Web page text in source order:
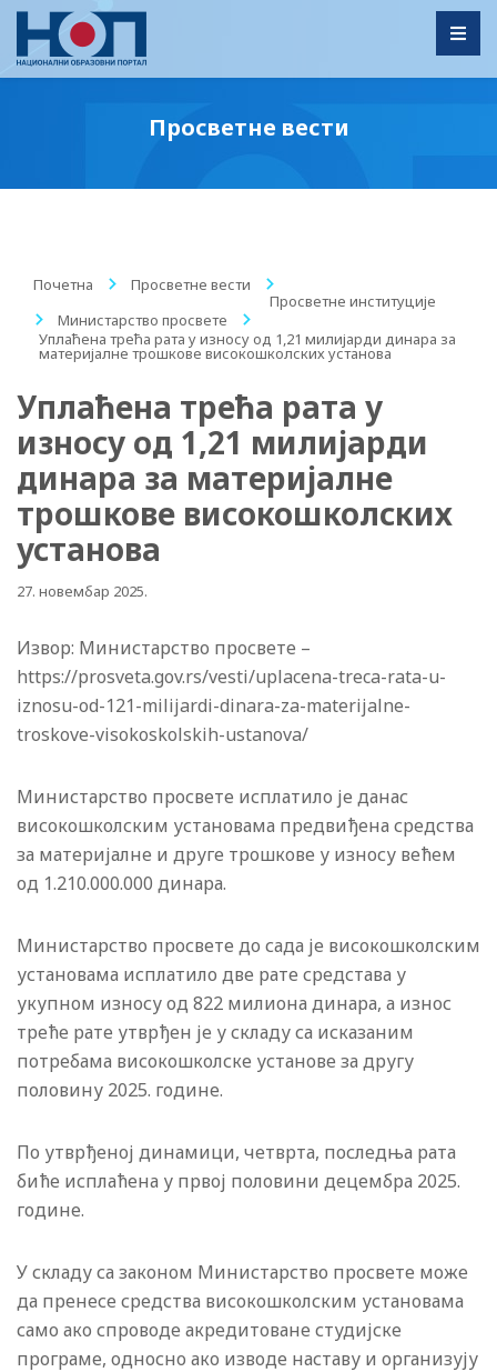
Просветне вести
Почетна / Просветне вести
/
Просветне институције
/
Министарство просвете
/
Уплаћена трећа рата у износу од 1,21 милијарди динара за
материјалне трошкове високошколских установа
Уплаћена трећа рата у
износу од 1,21 милијарди
динара за материјалне
трошкове високошколских
установа
27. новембар 2025.
Извор: Министарство просвете –
https://prosveta.gov.rs/vesti/uplacena-treca-rata-u-
iznosu-od-121-milijardi-dinara-za-materijalne-
troskove-visokoskolskih-ustanova/
Министарство просвете исплатило је данас
високошколским установама предвиђена средства
за материјалне и друге трошкове у износу већем
од 1.210.000.000 динара.
Министарство просвете до сада је високошколским
установама исплатило две рате средстава у
укупном износу од 822 милиона динара, а износ
треће рате утврђен је у складу са исказаним
потребама високошколске установе за другу
половину 2025. године.
По утврђеној динамици, четврта, последња рата
биће исплаћена у првој половини децембра 2025.
године.
У складу са законом Министарство просвете може
да пренесе средства високошколским установама
само ако спроводе акредитоване студијске
програме, односно ако изводе наставу и организују